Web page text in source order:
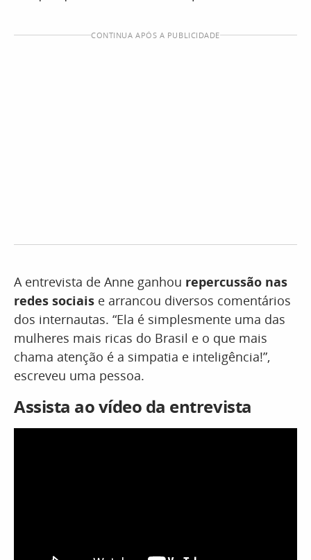
CONTINUA APÓS A PUBLICIDADE
A entrevista de Anne ganhou repercussão nas
redes sociais e arrancou diversos comentários
dos internautas. “Ela é simplesmente uma das
mulheres mais ricas do Brasil e o que mais
chama atenção é a simpatia e inteligência!”,
escreveu uma pessoa.
Assista ao vídeo da entrevista